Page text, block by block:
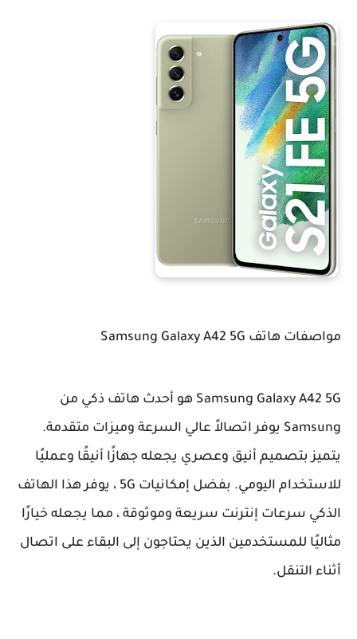
مواصفات هاتف Samsung Galaxy A42 5G
Samsung Galaxy A42 5G هو أحدث هاتف ذكي من
Samsung يوفر اتصالاً عالي السرعة وميزات متقدمة.
يتميز بتصميم أنيق وعصري يجعله جهازًا أنيقًا وعمليًا
للاستخدام اليومي. بفضل إمكانيات 5G ، يوفر هذا الهاتف
الذكي سرعات إنترنت سريعة وموثوقة ، مما يجعله خيارًا
مثاليًا للمستخدمين الذين يحتاجون إلى البقاء على اتصال
أثناء التنقل.